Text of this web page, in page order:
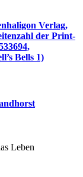
Verlag,
der Print-
Bells 1)
Leben